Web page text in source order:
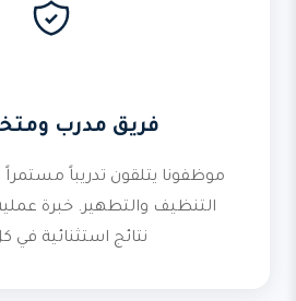
فريق مدرب
موظفونا يتلقون تدريباً
التنظيف والتطهير. خبرة
نتائج استثنائية في